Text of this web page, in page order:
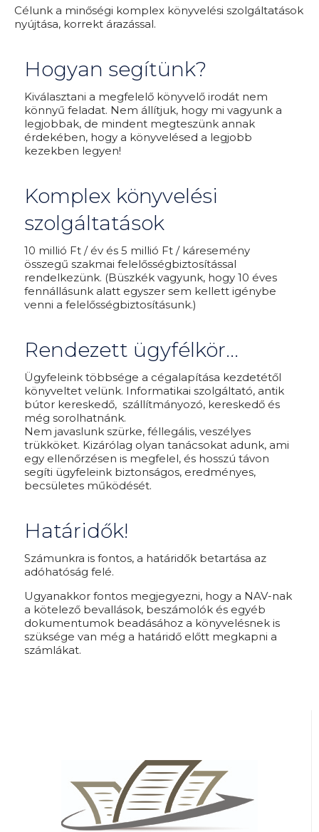
Célunk a minőségi komplex könyvelési szolgáltatások
nyújtása, korrekt árazással.
Hogyan segítünk?
Kiválasztani a megfelelő könyvelő irodát nem
könnyű feladat. Nem állítjuk, hogy mi vagyunk a
legjobbak, de mindent megteszünk annak
érdekében, hogy a könyvelésed a legjobb
kezekben legyen!
Komplex könyvelési
szolgáltatások
10 millió Ft / év és 5 millió Ft / káresemény
összegű szakmai felelősségbiztosítással
rendelkezünk. (Büszkék vagyunk, hogy 10 éves
fennállásunk alatt egyszer sem kellett igénybe
venni a felelősségbiztosításunk.)
Rendezett ügyfélkör...
Ügyfeleink többsége a cégalapítása kezdetétől
könyveltet velünk. Informatikai szolgáltató, antik
bútor kereskedő, szállítmányozó, kereskedő és
még sorolhatnánk.
Nem javaslunk szürke, féllegális, veszélyes
trükköket. Kizárólag olyan tanácsokat adunk, ami
egy ellenőrzésen is megfelel, és hosszú távon
segíti ügyfeleink biztonságos, eredményes,
becsületes működését.
Határidők!
Számunkra is fontos, a határidők betartása az
adóhatóság felé.
Ugyanakkor fontos megjegyezni, hogy a NAV-nak
a kötelező bevallások, beszámolók és egyéb
dokumentumok beadásához a könyvelésnek is
szüksége van még a határidő előtt megkapni a
számlákat.